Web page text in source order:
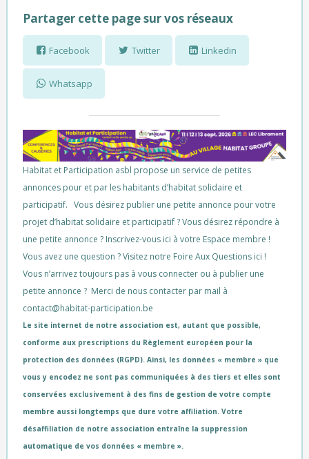
Partager cette page sur vos réseaux
Facebook Twitter Linkedin
Whatsapp
Habitat et Participation asbl propose un service de petites
annonces pour et par les habitants d’habitat solidaire et
participatif. Vous désirez publier une petite annonce pour votre
projet d’habitat solidaire et participatif ? Vous désirez répondre à
une petite annonce ? Inscrivez-vous ici à votre Espace membre !
Vous avez une question ? Visitez notre Foire Aux Questions ici !
Vous n’arrivez toujours pas à vous connecter ou à publier une
petite annonce ? Merci de nous contacter par mail à
contact@habitat-participation.be
Le site internet de notre association est, autant que possible,
conforme aux prescriptions du Règlement européen pour la
protection des données (RGPD). Ainsi, les données « membre » que
vous y encodez ne sont pas communiquées à des tiers et elles sont
conservées exclusivement à des fins de gestion de votre compte
membre aussi longtemps que dure votre affiliation. Votre
désaffiliation de notre association entraîne la suppression
automatique de vos données « membre ».